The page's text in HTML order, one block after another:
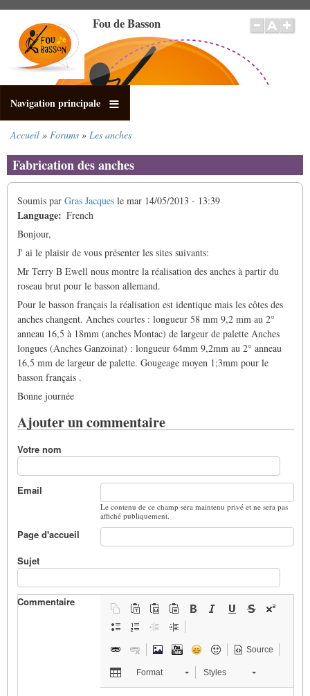
contenu
principal
Fou de Basson
Navigation principale
d'Ariane
Accueil Forums Les anches
Fabrication des anches
Soumis par Gras Jacques le mar 14/05/2013 - 13:39
Language
French
Bonjour,
J' ai le plaisir de vous présenter les sites suivants:
Mr Terry B Ewell nous montre la réalisation des anches à partir du
roseau brut pour le basson allemand.
Pour le basson français la réalisation est identique mais les côtes des
anches changent. Anches courtes : longueur 58 mm 9,2 mm au 2°
anneau 16,5 à 18mm (anches Montac) de largeur de palette Anches
longues (Anches Ganzoinat) : longueur 64mm 9,2mm au 2° anneau
16,5 mm de largeur de palette. Gougeage moyen 1;3mm pour le
basson français .
Bonne journée
Ajouter un commentaire
Votre nom
Email
Le contenu de ce champ sera maintenu privé et ne sera pas
affiché publiquement.
Page d'accueil
Sujet
Commentaire
Source
Format Styles